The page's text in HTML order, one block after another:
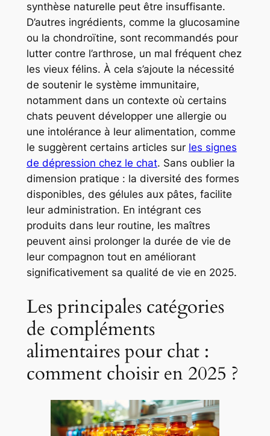
synthèse naturelle peut être insuffisante.
D’autres ingrédients, comme la glucosamine
ou la chondroïtine, sont recommandés pour
lutter contre l’arthrose, un mal fréquent chez
les vieux félins. À cela s’ajoute la nécessité
de soutenir le système immunitaire,
notamment dans un contexte où certains
chats peuvent développer une allergie ou
une intolérance à leur alimentation, comme
le suggèrent certains articles sur les signes
de dépression chez le chat. Sans oublier la
dimension pratique : la diversité des formes
disponibles, des gélules aux pâtes, facilite
leur administration. En intégrant ces
produits dans leur routine, les maîtres
peuvent ainsi prolonger la durée de vie de
leur compagnon tout en améliorant
significativement sa qualité de vie en 2025.
Les principales catégories
de compléments
alimentaires pour chat :
comment choisir en 2025 ?